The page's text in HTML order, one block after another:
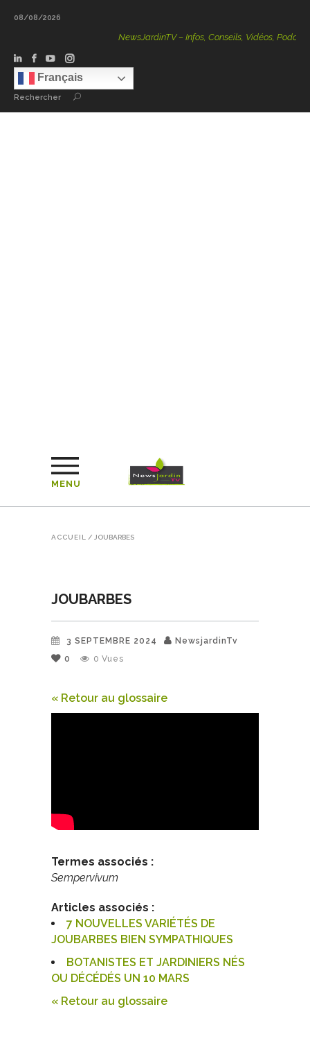
08/08/2026
NewsJardinTV – Infos, Conseils, Vidéos, Podcasts –
Français
Rechercher
MENU
ACCUEIL / JOUBARBES
JOUBARBES
3 SEPTEMBRE 2024
NewsjardinTv
0
0 Vues
« Retour au glossaire
Termes associés :
Sempervivum
Articles associés :
7 NOUVELLES VARIÉTÉS DE
JOUBARBES BIEN SYMPATHIQUES
BOTANISTES ET JARDINIERS NÉS
OU DÉCÉDÉS UN 10 MARS
« Retour au glossaire